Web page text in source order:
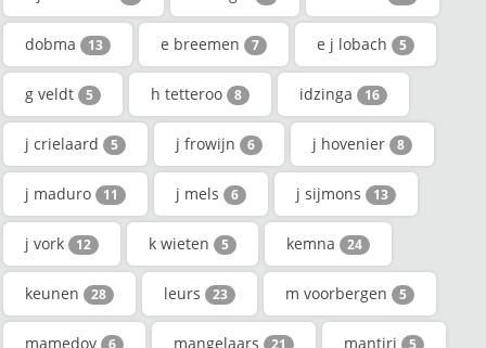
dobma 13 e breemen 7 e j lobach 5
g veldt 5 h tetteroo 8 idzinga 16
j crielaard 5 j frowijn 6 j hovenier 8
j maduro 11 j mels 6 j sijmons 13
j vork 12 k wieten 5 kemna 24
keunen 28 leurs 23 m voorbergen 5
mamedov 6 mangelaars 21 mantiri 5